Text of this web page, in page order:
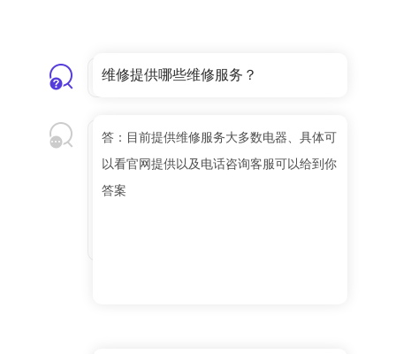
维修提供哪些维修服务？
答：目前提供维修服务大多数电器、具体可
以看官网提供以及电话咨询客服可以给到你
答案